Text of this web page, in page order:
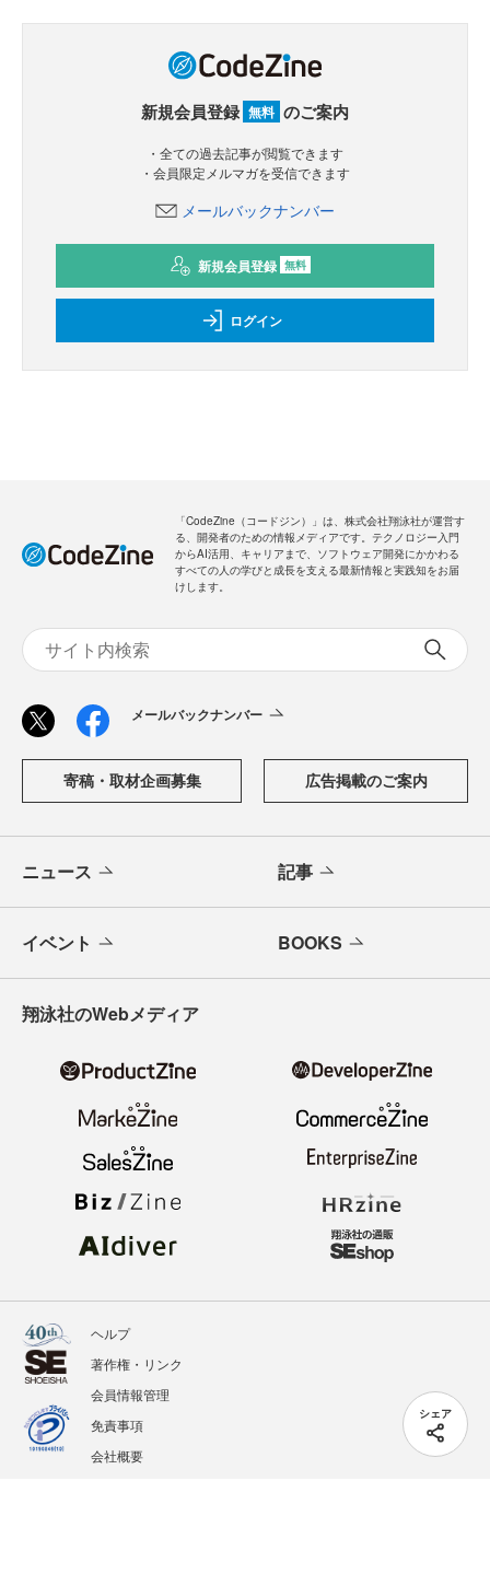
シェア
新規会員登録 無料 のご案内
・全ての過去記事が閲覧できます
・会員限定メルマガを受信できます
メールバックナンバー
新規会員登録 無料
ログイン
「CodeZine（コードジン）」は、株式会社翔泳社が運営す
る、開発者のための情報メディアです。テクノロジー入門
からAI活用、キャリアまで、ソフトウェア開発にかかわる
すべての人の学びと成長を支える最新情報と実践知をお届
けします。
メールバックナンバー
寄稿・取材企画募集 広告掲載のご案内
ニュース 記事
イベント BOOKS
翔泳社のWebメディア
ヘルプ
著作権・リンク
会員情報管理
免責事項
会社概要